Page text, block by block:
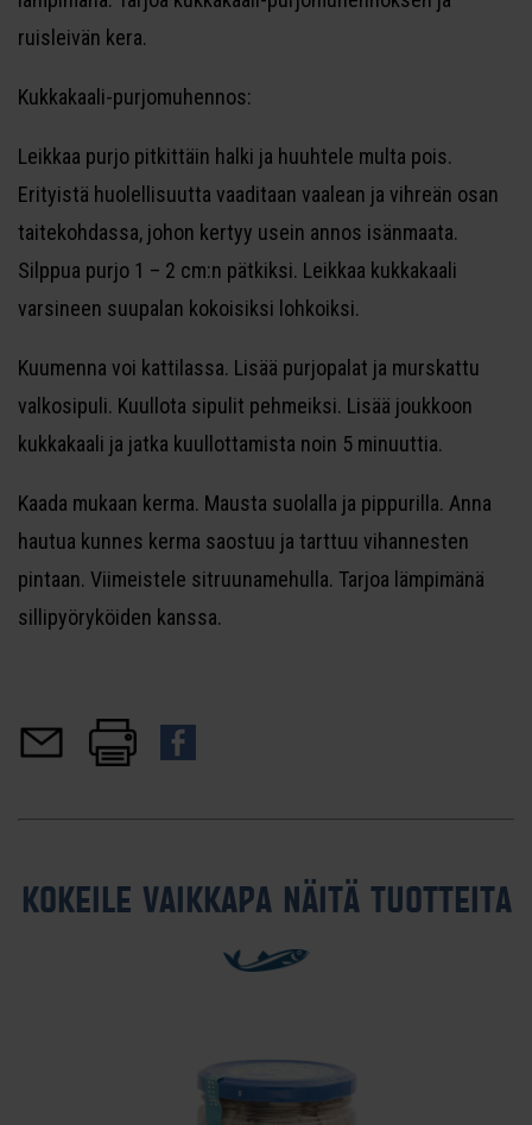
ruisleivän kera.
Kukkakaali-purjomuhennos:
Leikkaa purjo pitkittäin halki ja huuhtele multa pois.
Erityistä huolellisuutta vaaditaan vaalean ja vihreän osan
taitekohdassa, johon kertyy usein annos isänmaata.
Silppua purjo 1 – 2 cm:n pätkiksi. Leikkaa kukkakaali
varsineen suupalan kokoisiksi lohkoiksi.
Kuumenna voi kattilassa. Lisää purjopalat ja murskattu
valkosipuli. Kuullota sipulit pehmeiksi. Lisää joukkoon
kukkakaali ja jatka kuullottamista noin 5 minuuttia.
Kaada mukaan kerma. Mausta suolalla ja pippurilla. Anna
hautua kunnes kerma saostuu ja tarttuu vihannesten
pintaan. Viimeistele sitruunamehulla. Tarjoa lämpimänä
sillipyöryköiden kanssa.
KOKEILE VAIKKAPA NÄITÄ TUOTTEITA